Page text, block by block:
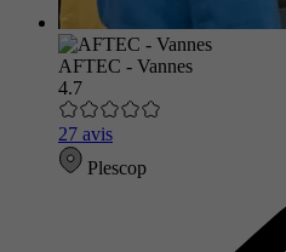
AFTEC - Vannes
4.7
27 avis
Plescop